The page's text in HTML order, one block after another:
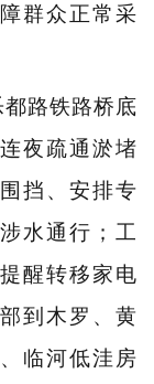
群众正常采
路铁路桥底
夜疏通淤堵
挡、安排专
水通行；工
醒转移家电
到木罗、黄
临河低洼房